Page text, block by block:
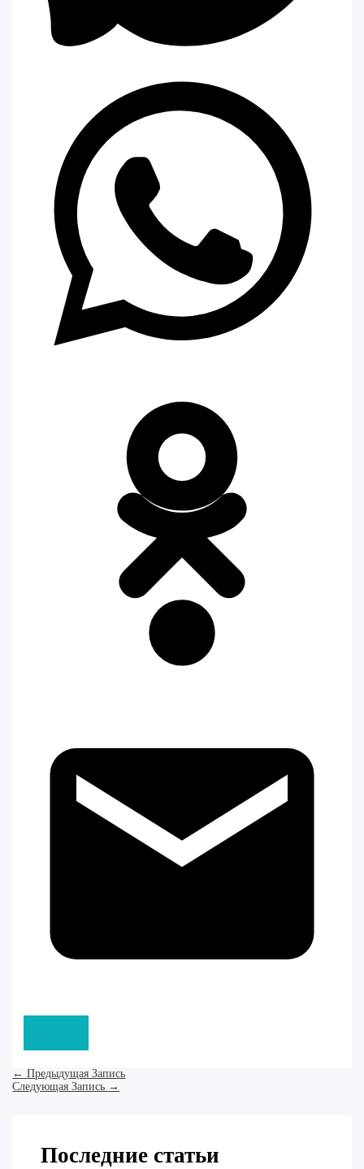
← Предыдущая Запись
Следующая Запись →
Последние статьи